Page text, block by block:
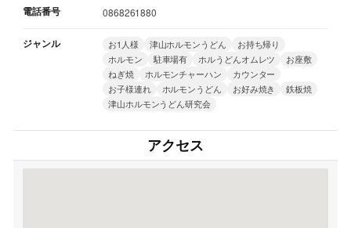
電話番号 0868261880
ジャンル お1人様 津山ホルモンうどん
お持ち帰り
ホルモン
駐車場有 ホルうどんオムレツ
お座敷
ねぎ焼
ホルモンチャーハン
カウンター
お子様連れ
ホルモンうどん お好み焼き
鉄板焼
津山ホルモンうどん研究会
アクセス